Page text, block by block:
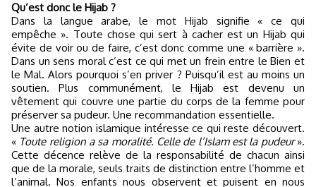
Qu’est donc le Hijab ?
Dans la langue arabe, le mot Hijab signifie « ce qui
empêche ». Toute chose qui sert à cacher est un Hijab qui
évite de voir ou de faire, c’est donc comme une « barrière ».
Dans un sens moral c’est ce qui met un frein entre le Bien et
le Mal. Alors pourquoi s’en priver ? Puisqu’il est au moins un
soutien. Plus communément, le Hijab est devenu un
vêtement qui couvre une partie du corps de la femme pour
préserver sa pudeur. Une recommandation essentielle.
Une autre notion islamique intéresse ce qui reste découvert.
« Toute religion a sa moralité. Celle de l’Islam est la pudeur».
Cette décence relève de la responsabilité de chacun ainsi
que de la morale, seuls traits de distinction entre l’homme et
l’animal. Nos enfants nous observent et puisent en nous